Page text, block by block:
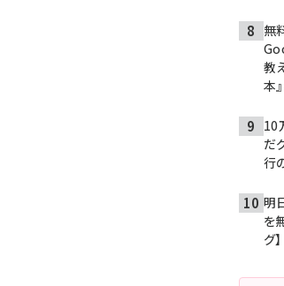
無
教
本
10
だ
行
明
を
グ】